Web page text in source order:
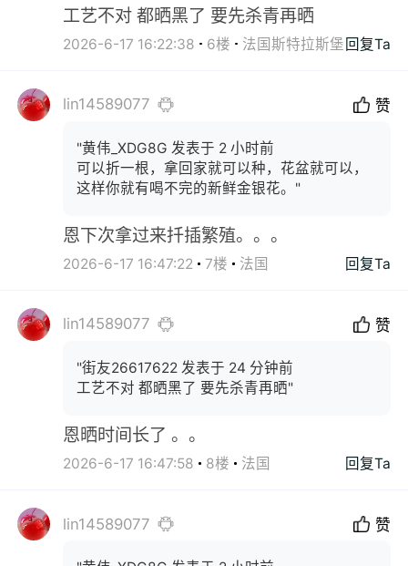
工艺不对 都晒黑了 要先杀青再晒
2026-6-17 16:22:38 6楼 法国斯特拉斯堡 回复Ta
lin14589077 赞
"黄伟_XDG8G 发表于 2 小时前
可以折一根，拿回家就可以种，花盆就可以，
这样你就有喝不完的新鲜金银花。"
恩下次拿过来扦插繁殖。。。
2026-6-17 16:47:22 7楼 法国 回复Ta
lin14589077 赞
"街友26617622 发表于 24 分钟前
工艺不对 都晒黑了 要先杀青再晒"
恩晒时间长了 。。
2026-6-17 16:47:58 8楼 法国 回复Ta
lin14589077 赞